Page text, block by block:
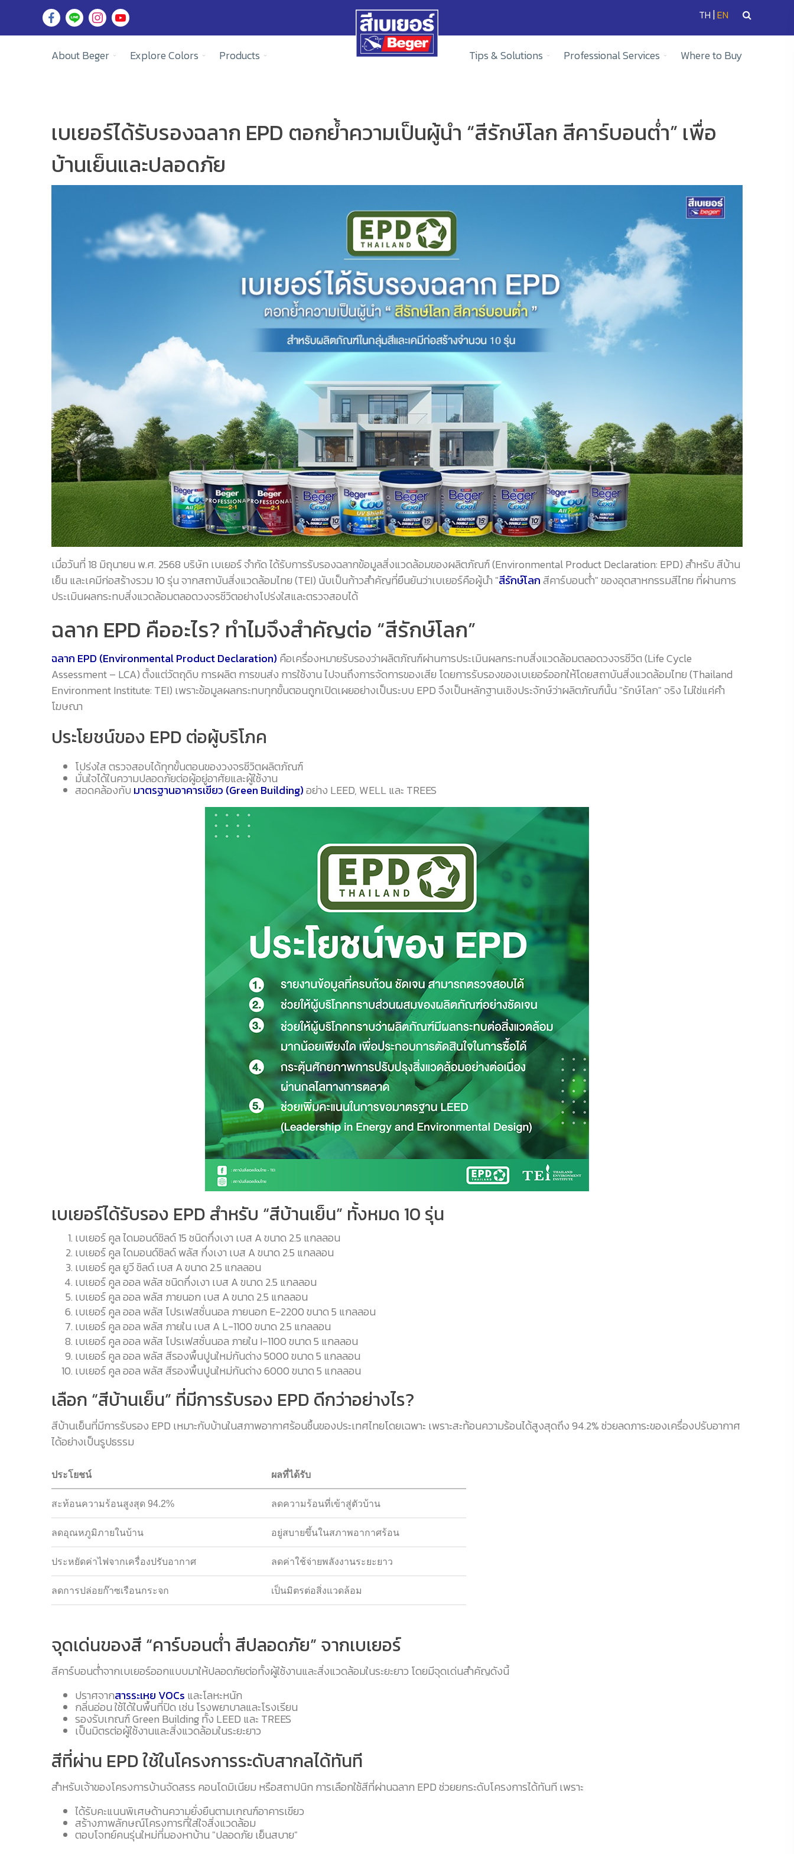
TH |EN
About Beger Explore Colors Products Tips & Solutions Professional Services Where to Buy
เบเยอร์ได้รับรองฉลาก EPD ตอกย้ำความเป็นผู้นำ “สีรักษ์โลก สีคาร์บอนต่ำ” เพื่อ
บ้านเย็นและปลอดภัย
เมื่อวันที่ 18 มิถุนายน พ.ศ. 2568 บริษัท เบเยอร์ จำกัด ได้รับการรับรองฉลากข้อมูลสิ่งแวดล้อมของผลิตภัณฑ์ (Environmental Product Declaration: EPD) สำหรับ สีบ้าน
เย็น และเคมีก่อสร้างรวม 10 รุ่น จากสถาบันสิ่งแวดล้อมไทย (TEI) นับเป็นก้าวสำคัญที่ยืนยันว่าเบเยอร์คือผู้นำ "สีรักษ์โลกสีคาร์บอนต่ำ" ของอุตสาหกรรมสีไทย ที่ผ่านการ
ประเมินผลกระทบสิ่งแวดล้อมตลอดวงจรชีวิตอย่างโปร่งใสและตรวจสอบได้
ฉลาก EPD คืออะไร? ทำไมจึงสำคัญต่อ “สีรักษ์โลก”
ฉลาก EPD (Environmental Product Declaration) คือเครื่องหมายรับรองว่าผลิตภัณฑ์ผ่านการประเมินผลกระทบสิ่งแวดล้อมตลอดวงจรชีวิต (Life Cycle
Assessment – LCA) ตั้งแต่วัตถุดิบ การผลิต การขนส่ง การใช้งาน ไปจนถึงการจัดการของเสีย โดยการรับรองของเบเยอร์ออกให้โดยสถาบันสิ่งแวดล้อมไทย (Thailand
Environment Institute: TEI) เพราะข้อมูลผลกระทบทุกขั้นตอนถูกเปิดเผยอย่างเป็นระบบ EPD จึงเป็นหลักฐานเชิงประจักษ์ว่าผลิตภัณฑ์นั้น "รักษ์โลก" จริง ไม่ใช่แค่คำ
โฆษณา
ประโยชน์ของ EPD ต่อผู้บริโภค
โปร่งใส ตรวจสอบได้ทุกขั้นตอนของวงจรชีวิตผลิตภัณฑ์
มั่นใจได้ในความปลอดภัยต่อผู้อยู่อาศัยและผู้ใช้งาน
สอดคล้องกับ มาตรฐานอาคารเขียว (Green Building)อย่าง LEED, WELL และ TREES
เบเยอร์ได้รับรอง EPD สำหรับ “สีบ้านเย็น” ทั้งหมด 10 รุ่น
เบเยอร์ คูล ไดมอนด์ชิลด์ 15 ชนิดกึ่งเงา เบส A ขนาด 2.5 แกลลอน
เบเยอร์ คูล ไดมอนด์ชิลด์ พลัส กึ่งเงา เบส A ขนาด 2.5 แกลลอน
เบเยอร์ คูล ยูวี ชิลด์ เบส A ขนาด 2.5 แกลลอน
เบเยอร์ คูล ออล พลัส ชนิดกึ่งเงา เบส A ขนาด 2.5 แกลลอน
เบเยอร์ คูล ออล พลัส ภายนอก เบส A ขนาด 2.5 แกลลอน
เบเยอร์ คูล ออล พลัส โปรเฟสชั่นนอล ภายนอก E-2200 ขนาด 5 แกลลอน
เบเยอร์ คูล ออล พลัส ภายใน เบส A L-1100 ขนาด 2.5 แกลลอน
เบเยอร์ คูล ออล พลัส โปรเฟสชั่นนอล ภายใน I-1100 ขนาด 5 แกลลอน
เบเยอร์ คูล ออล พลัส สีรองพื้นปูนใหม่กันด่าง 5000 ขนาด 5 แกลลอน
เบเยอร์ คูล ออล พลัส สีรองพื้นปูนใหม่กันด่าง 6000 ขนาด 5 แกลลอน
เลือก “สีบ้านเย็น” ที่มีการรับรอง EPD ดีกว่าอย่างไร?
สีบ้านเย็นที่มีการรับรอง EPD เหมาะกับบ้านในสภาพอากาศร้อนชื้นของประเทศไทยโดยเฉพาะ เพราะสะท้อนความร้อนได้สูงสุดถึง 94.2% ช่วยลดภาระของเครื่องปรับอากาศ
ได้อย่างเป็นรูปธรรม
ประโยชน์ ผลที่ได้รับ
สะท้อนความร้อนสูงสุด 94.2% ลดความร้อนที่เข้าสู่ตัวบ้าน
ลดอุณหภูมิภายในบ้าน อยู่สบายขึ้นในสภาพอากาศร้อน
ประหยัดค่าไฟจากเครื่องปรับอากาศ ลดค่าใช้จ่ายพลังงานระยะยาว
ลดการปล่อยก๊าซเรือนกระจก เป็นมิตรต่อสิ่งแวดล้อม
จุดเด่นของสี “คาร์บอนต่ำ สีปลอดภัย” จากเบเยอร์
สีคาร์บอนต่ำจากเบเยอร์ออกแบบมาให้ปลอดภัยต่อทั้งผู้ใช้งานและสิ่งแวดล้อมในระยะยาว โดยมีจุดเด่นสำคัญดังนี้
ปราศจากสารระเหย VOCs และโลหะหนัก
กลิ่นอ่อน ใช้ได้ในพื้นที่ปิด เช่น โรงพยาบาลและโรงเรียน
รองรับเกณฑ์ Green Building ทั้ง LEED และ TREES
เป็นมิตรต่อผู้ใช้งานและสิ่งแวดล้อมในระยะยาว
สีที่ผ่าน EPD ใช้ในโครงการระดับสากลได้ทันที
สำหรับเจ้าของโครงการบ้านจัดสรร คอนโดมิเนียม หรือสถาปนิก การเลือกใช้สีที่ผ่านฉลาก EPD ช่วยยกระดับโครงการได้ทันที เพราะ
ได้รับคะแนนพิเศษด้านความยั่งยืนตามเกณฑ์อาคารเขียว
สร้างภาพลักษณ์โครงการที่ใส่ใจสิ่งแวดล้อม
ตอบโจทย์คนรุ่นใหม่ที่มองหาบ้าน "ปลอดภัย เย็นสบาย"